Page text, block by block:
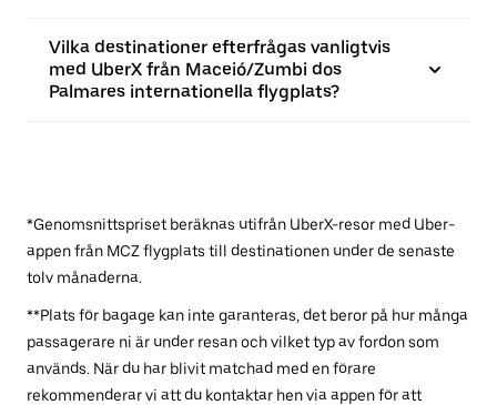
Vilka destinationer efterfrågas vanligtvis
med UberX från Maceió/Zumbi dos
Palmares internationella flygplats?
*Genomsnittspriset beräknas utifrån UberX-resor med Uber-
appen från MCZ flygplats till destinationen under de senaste
tolv månaderna.
**Plats för bagage kan inte garanteras, det beror på hur många
passagerare ni är under resan och vilket typ av fordon som
används. När du har blivit matchad med en förare
rekommenderar vi att du kontaktar hen via appen för att